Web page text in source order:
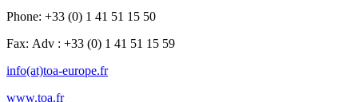
Phone: +33 (0) 1 41 51 15 50
Fax: Adv : +33 (0) 1 41 51 15 59
info(at)toa-europe.fr
www.toa.fr